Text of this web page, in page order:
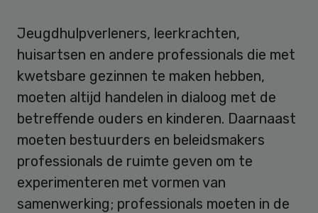
Jeugdhulpverleners, leerkrachten,
huisartsen en andere professionals die met
kwetsbare gezinnen te maken hebben,
moeten altijd handelen in dialoog met de
betreffende ouders en kinderen. Daarnaast
moeten bestuurders en beleidsmakers
professionals de ruimte geven om te
experimenteren met vormen van
samenwerking; professionals moeten in de